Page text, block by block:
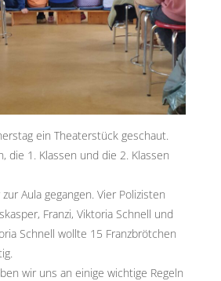
ein Theaterstück geschaut.
die 1. Klassen und die 2. Klassen
Aula gegangen. Vier Polizisten
Franzi, Viktoria Schnell und
Schnell wollte 15 Franzbrötchen
wir uns an einige wichtige Regeln